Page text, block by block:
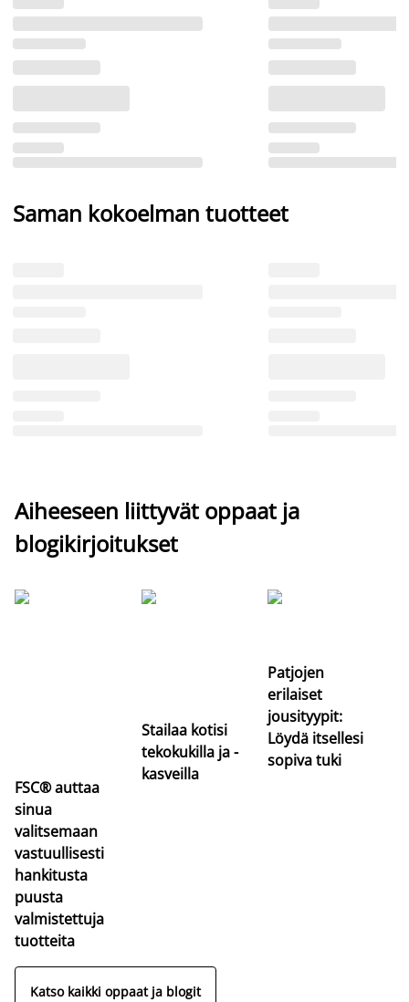
Saman kokoelman tuotteet
Aiheeseen liittyvät oppaat ja
blogikirjoitukset
FSC® auttaa
sinua
valitsemaan
vastuullisesti
hankitusta
puusta
valmistettuja
tuotteita
Stailaa kotisi
tekokukilla ja -
kasveilla
Patjojen
erilaiset
jousityypit:
Löydä itsellesi
sopiva tuki
Katso kaikki oppaat ja blogit